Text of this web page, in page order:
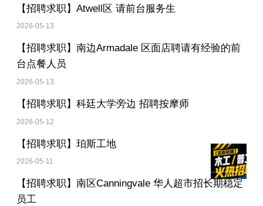
【招聘求职】 Atwell区 请前台服务生
2026-05-13
【招聘求职】 南边Armadale 区面店聘请有经验的前
台点餐人员
2026-05-13
【招聘求职】 科廷大学旁边 招聘按摩师
2026-05-12
【招聘求职】 珀斯工地
2026-05-11
【招聘求职】 南区Canningvale 华人超市招长期稳定
员工